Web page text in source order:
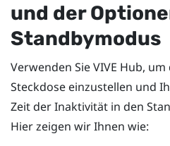
und der
Standbymodus
Verwenden SieVIVE Hub, um
Steckdose einzustellen und
Zeit der Inaktivität in den
Hier zeigen wir Ihnen wie: